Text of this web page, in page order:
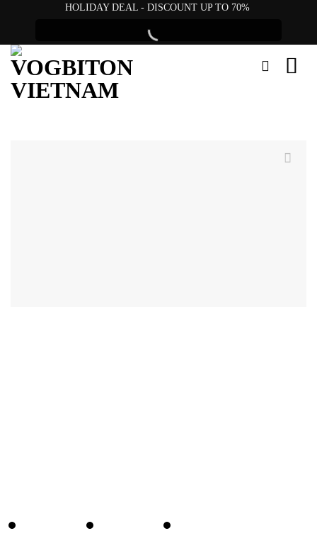
content
HOLIDAY DEAL - DISCOUNT UP TO 70%